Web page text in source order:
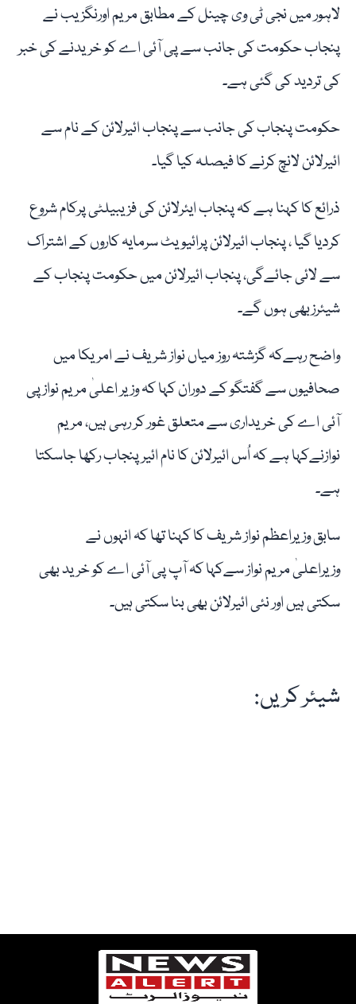
لاہور میں نجی ٹی وی چینل کے مطابق مریم اورنگزیب نے
پنجاب حکومت کی جانب سے پی آئی اے کو خریدنے کی خبر
کی تردید کی گئی ہے۔
حکومت پنجاب کی جانب سے پنجاب ائیرلائن کے نام سے
ائیرلائن لانچ کرنے کا فیصلہ کیا گیا۔
ذرائع کا کہنا ہے کہ پنجاب ایئرلائن کی فزیبیلٹی پرکام شروع
کردیا گیا ، پنجاب ائیرلائن پرائیویٹ سرمایہ کاروں کے اشتراک
سے لائی جائےگی، پنجاب ائیرلائن میں حکومت پنجاب کے
شیئرزبھی ہوں گے۔
واضح رہےکہ گزشتہ روز میاں نواز شریف نے امریکا میں
صحافیوں سے گفتگو کے دوران کہا کہ وزیر اعلیٰ مریم نواز پی
آئی اے کی خریداری سے متعلق غور کر رہی ہیں، مریم
نوازنےکہا ہے کہ اُس ائیرلائن کا نام ائیر پنجاب رکھا جاسکتا
ہے۔
سابق وزیراعظم نواز شریف کا کہنا تھا کہ انہوں نے
وزیراعلیٰ مریم نواز سےکہا کہ آپ پی آئی اے کو خرید بھی
سکتی ہیں اور نئی ائیرلائن بھی بنا سکتی ہیں۔
شیئر کریں: